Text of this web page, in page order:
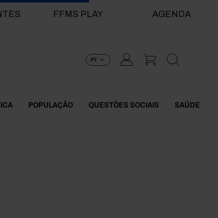
FFMS PLAY AGENDA
PT
POPULAÇÃO QUESTÕES SOCIAIS SAÚDE